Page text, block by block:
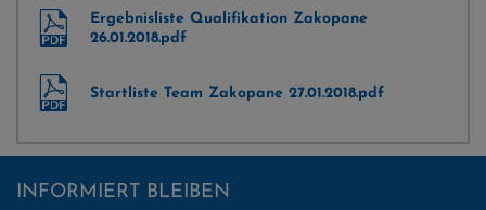
Ergebnisliste Qualifikation Zakopane
26.01.2018.pdf
Startliste Team Zakopane 27.01.2018.pdf
INFORMIERT BLEIBEN